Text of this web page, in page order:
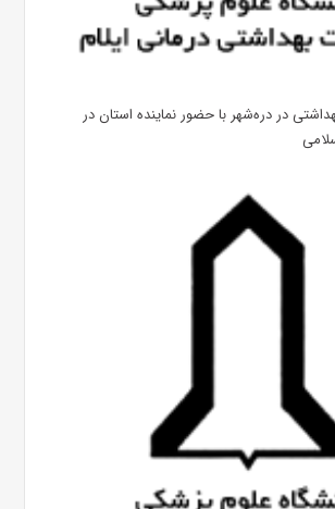
در دره‌شهر با حضور نماینده استان در